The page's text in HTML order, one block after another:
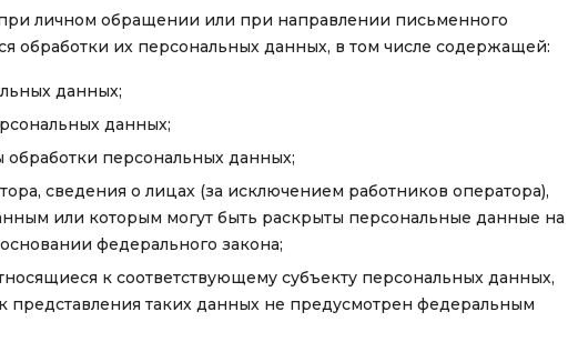
личном обращении или при направлении письменного
обработки их персональных данных, в том числе содержащей:
данных;
данных;
персональных данных;
сведения о лицах (за исключением работников оператора),
или которым могут быть раскрыты персональные данные на
федерального закона;
к соответствующему субъекту персональных данных,
представления таких данных не предусмотрен федеральным